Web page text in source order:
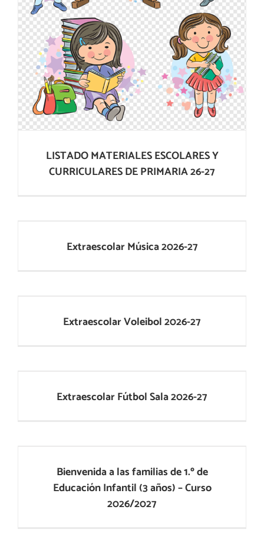
LISTADO MATERIALES ESCOLARES Y
CURRICULARES DE PRIMARIA 26-27
LISTADO MATERIALES ESCOLARES Y
CURRICULARES DE PRIMARIA 26-27
Extraescolar Música 2026-27
Extraescolar Voleibol 2026-27
Extraescolar Fútbol Sala 2026-27
2026/2027
Bienvenida a las familias de 1.º de
Educación Infantil (3 años) – Curso
2026/2027